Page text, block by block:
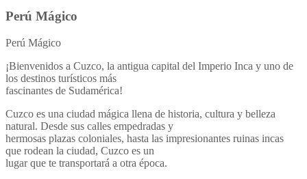
Perú Mágico
Perú Mágico
¡Bienvenidos a Cuzco, la antigua capital del Imperio Inca y uno de
los destinos turísticos más
fascinantes de Sudamérica!
Cuzco es una ciudad mágica llena de historia, cultura y belleza
natural. Desde sus calles empedradas y
hermosas plazas coloniales, hasta las impresionantes ruinas incas
que rodean la ciudad, Cuzco es un
lugar que te transportará a otra época.